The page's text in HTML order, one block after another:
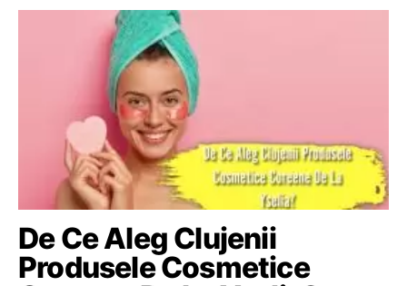
De Ce Aleg Clujenii
Produsele Cosmetice